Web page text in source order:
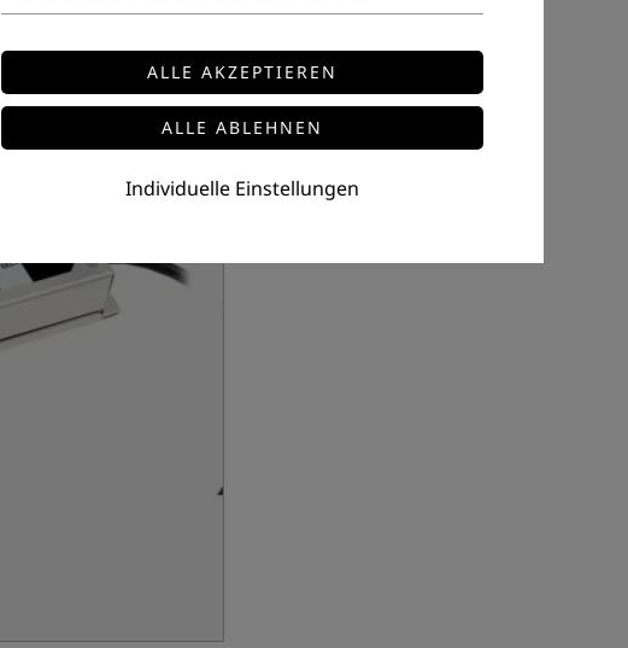
MW-ELG-100-B
LED Treiber Mean Well
Leistung: 100 Watt
Preis auf Anfrage
Individuelle Einstellungen